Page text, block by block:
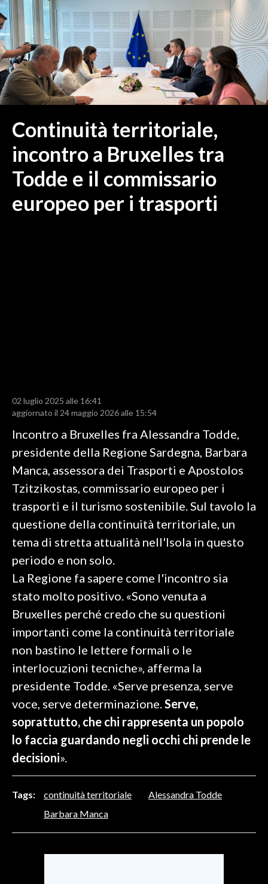
MEDIO CAMPIDANO
ORISTANO E PROVINCIA
SASSARI E PROVINCIA
GALLURA
NUORO E PROVINCIA
OGLIASTRA
ITALIA
MONDO
POLITICA
CALCIO
CALCIO REGIONALE
BASKET
VOLLEY
MOTORI
TENNIS
ALTRI SPORT
SPETTACOLI
GOSSIP
SALUTE
SARDEGNA TURISMO
#CARAUNIONE
INSULARITÀ
Continuità territoriale,
incontro a Bruxelles tra
Todde e il commissario
europeo per i trasporti
02 luglio 2025 alle 16:41
aggiornato il 24 maggio 2026 alle 15:54
Incontro a Bruxelles fra Alessandra Todde,
presidente della Regione Sardegna, Barbara
Manca, assessora dei Trasporti e Apostolos
Tzitzikostas, commissario europeo per i
trasporti e il turismo sostenibile. Sul tavolo la
questione della continuità territoriale, un
tema di stretta attualità nell'Isola in questo
periodo e non solo.
La Regione fa sapere come l'incontro sia
stato molto positivo. «Sono venuta a
Bruxelles perché credo che su questioni
importanti come la continuità territoriale
non bastino le lettere formali o le
interlocuzioni tecniche», afferma la
presidente Todde. «Serve presenza, serve
voce, serve determinazione.Serve,
soprattutto, che chi rappresenta un popolo
lo faccia guardando negli occhi chi prende le
decisioni».
Tags: continuità territoriale
Alessandra Todde
Barbara Manca